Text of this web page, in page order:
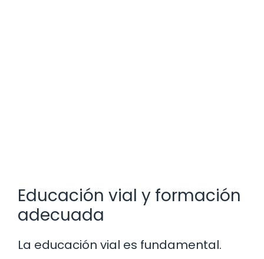
Educación vial y formación
adecuada
La educación vial es fundamental.